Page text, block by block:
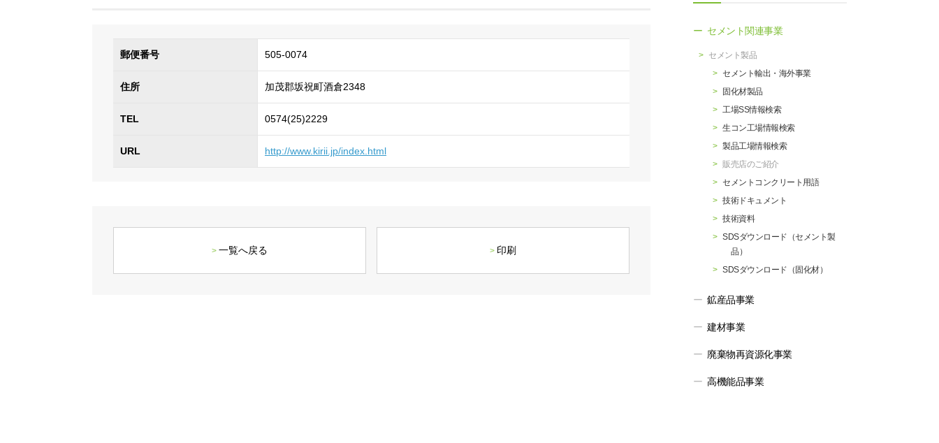
マテリアリティ・SDGs
SOCN2050
郵便番号 505-0074
住所 加茂郡坂祝町酒倉2348
TEL 0574(25)2229
URL http://www.kirii.jp/index.html
一覧へ戻る 印刷
セメント関連事業
セメント製品
セメント輸出・海外事業
固化材製品
工場SS情報検索
生コン工場情報検索
製品工場情報検索
販売店のご紹介
セメントコンクリート用語
技術ドキュメント
技術資料
SDSダウンロード（セメント製
品）
SDSダウンロード（固化材）
鉱産品事業
建材事業
廃棄物再資源化事業
高機能品事業